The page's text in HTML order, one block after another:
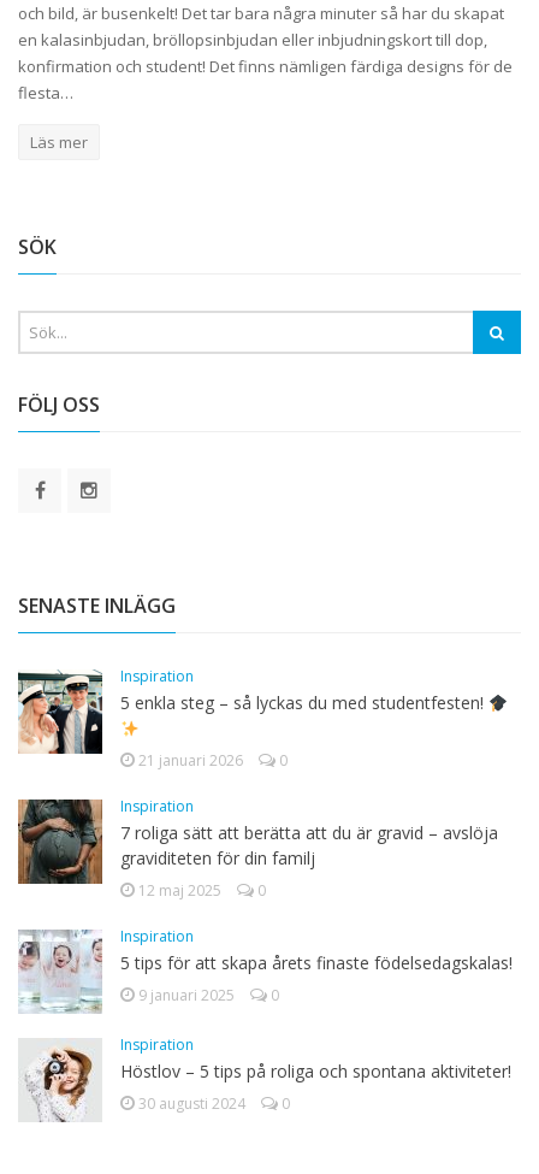
och bild, är busenkelt! Det tar bara några minuter så har du skapat
en kalasinbjudan, bröllopsinbjudan eller inbjudningskort till dop,
konfirmation och student! Det finns nämligen färdiga designs för de
flesta…
Läs mer
SÖK
FÖLJ OSS
SENASTE INLÄGG
Inspiration
5 enkla steg – så lyckas du med studentfesten!
21 januari 2026 0
Inspiration
7 roliga sätt att berätta att du är gravid – avslöja
graviditeten för din familj
12 maj 2025 0
Inspiration
5 tips för att skapa årets finaste födelsedagskalas!
9 januari 2025 0
Inspiration
Höstlov – 5 tips på roliga och spontana aktiviteter!
30 augusti 2024 0